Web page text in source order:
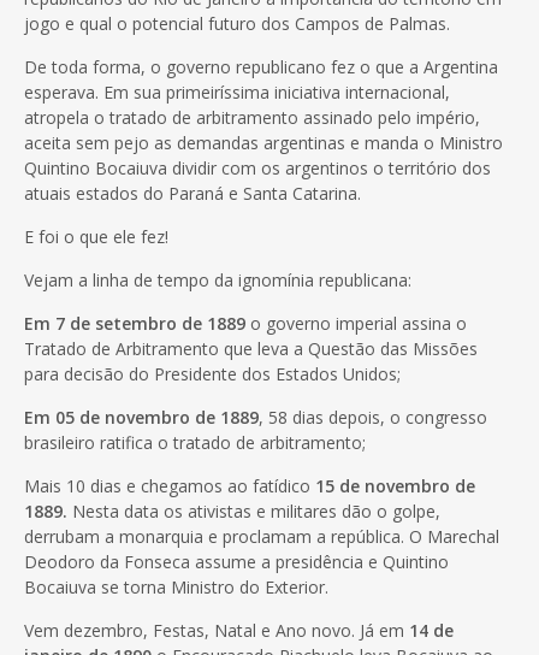
jogo e qual o potencial futuro dos Campos de Palmas.
De toda forma, o governo republicano fez o que a Argentina
esperava. Em sua primeiríssima iniciativa internacional,
atropela o tratado de arbitramento assinado pelo império,
aceita sem pejo as demandas argentinas e manda o Ministro
Quintino Bocaiuva dividir com os argentinos o território dos
atuais estados do Paraná e Santa Catarina.
E foi o que ele fez!
Vejam a linha de tempo da ignomínia republicana:
Em 7 de setembro de 1889 o governo imperial assina o
Tratado de Arbitramento que leva a Questão das Missões
para decisão do Presidente dos Estados Unidos;
Em 05 de novembro de 1889, 58 dias depois, o congresso
brasileiro ratifica o tratado de arbitramento;
Mais 10 dias e chegamos ao fatídico 15 de novembro de
1889. Nesta data os ativistas e militares dão o golpe,
derrubam a monarquia e proclamam a república. O Marechal
Deodoro da Fonseca assume a presidência e Quintino
Bocaiuva se torna Ministro do Exterior.
Vem dezembro, Festas, Natal e Ano novo. Já em 14 de